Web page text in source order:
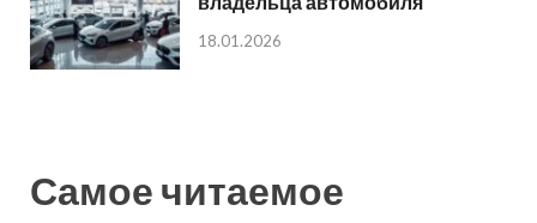
18.01.2026
Самое читаемое